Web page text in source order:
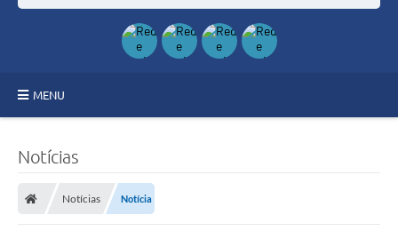
MENU
ÁGUA
Notícias
Notícias Notícia